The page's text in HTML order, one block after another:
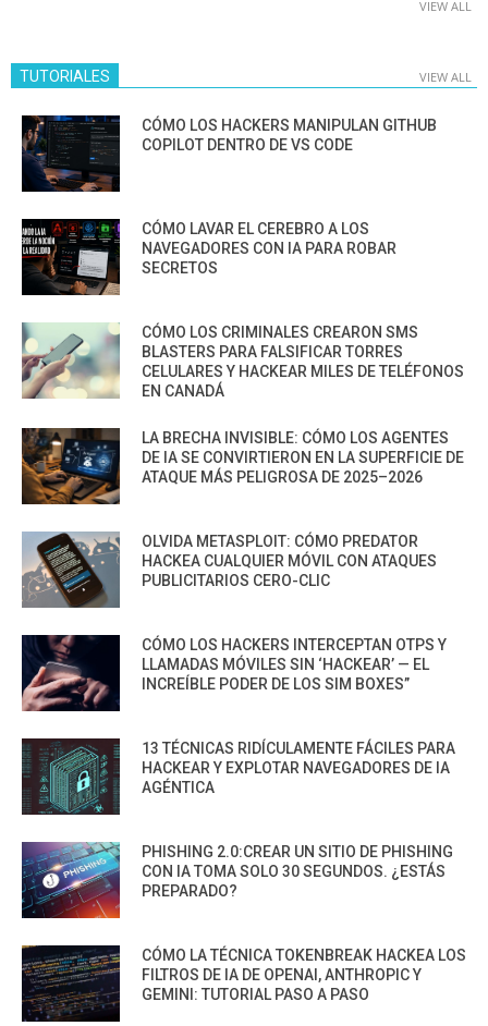
VIEW ALL
TUTORIALES VIEW ALL
CÓMO LOS HACKERS MANIPULAN GITHUB
COPILOT DENTRO DE VS CODE
CÓMO LAVAR EL CEREBRO A LOS
NAVEGADORES CON IA PARA ROBAR
SECRETOS
CÓMO LOS CRIMINALES CREARON SMS
BLASTERS PARA FALSIFICAR TORRES
CELULARES Y HACKEAR MILES DE TELÉFONOS
EN CANADÁ
LA BRECHA INVISIBLE: CÓMO LOS AGENTES
DE IA SE CONVIRTIERON EN LA SUPERFICIE DE
ATAQUE MÁS PELIGROSA DE 2025–2026
OLVIDA METASPLOIT: CÓMO PREDATOR
HACKEA CUALQUIER MÓVIL CON ATAQUES
PUBLICITARIOS CERO-CLIC
CÓMO LOS HACKERS INTERCEPTAN OTPS Y
LLAMADAS MÓVILES SIN ‘HACKEAR’ — EL
INCREÍBLE PODER DE LOS SIM BOXES”
13 TÉCNICAS RIDÍCULAMENTE FÁCILES PARA
HACKEAR Y EXPLOTAR NAVEGADORES DE IA
AGÉNTICA
PHISHING 2.0:CREAR UN SITIO DE PHISHING
CON IA TOMA SOLO 30 SEGUNDOS. ¿ESTÁS
PREPARADO?
CÓMO LA TÉCNICA TOKENBREAK HACKEA LOS
FILTROS DE IA DE OPENAI, ANTHROPIC Y
GEMINI: TUTORIAL PASO A PASO